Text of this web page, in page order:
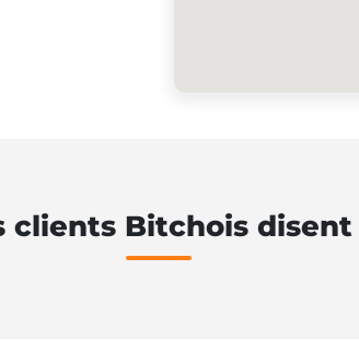
clients Bitchois disent